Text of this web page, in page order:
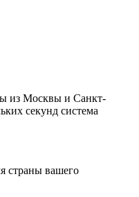
из Москвы и Санкт-
секунд система
страны вашего